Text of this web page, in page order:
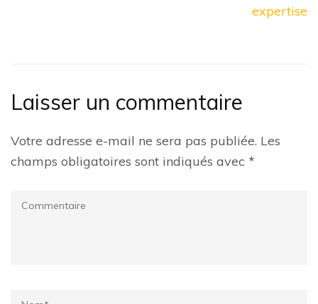
expertise
Laisser un commentaire
Votre adresse e-mail ne sera pas publiée. Les
champs obligatoires sont indiqués avec *
Commentaire
Name*